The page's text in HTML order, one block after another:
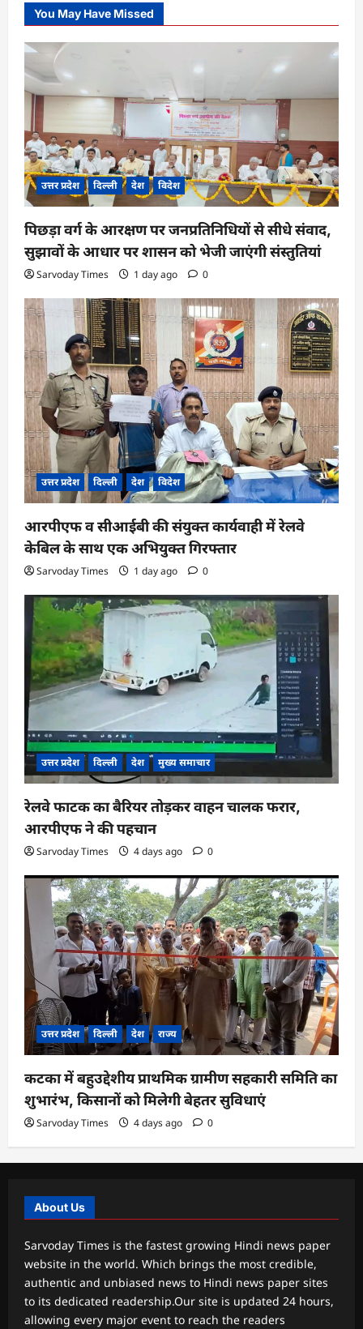
You May Have Missed
उत्तर प्रदेश दिल्ली देश विदेश
पिछड़ा वर्ग के आरक्षण पर जनप्रतिनिधियों से सीधे संवाद,
सुझावों के आधार पर शासन को भेजी जाएंगी संस्तुतियां
Sarvoday Times 1 day ago 0
उत्तर प्रदेश दिल्ली देश विदेश
आरपीएफ व सीआईबी की संयुक्त कार्यवाही में रेलवे
केबिल के साथ एक अभियुक्त गिरफ्तार
Sarvoday Times 1 day ago 0
उत्तर प्रदेश दिल्ली देश मुख्य समाचार
रेलवे फाटक का बैरियर तोड़कर वाहन चालक फरार,
आरपीएफ ने की पहचान
Sarvoday Times 4 days ago 0
उत्तर प्रदेश दिल्ली देश राज्य
कटका में बहुउद्देशीय प्राथमिक ग्रामीण सहकारी समिति का
शुभारंभ, किसानों को मिलेगी बेहतर सुविधाएं
Sarvoday Times 4 days ago 0
About Us
Sarvoday Times is the fastest growing Hindi news paper
website in the world. Which brings the most credible,
authentic and unbiased news to Hindi news paper sites
to its dedicated readership.Our site is updated 24 hours,
allowing every major event to reach the readers